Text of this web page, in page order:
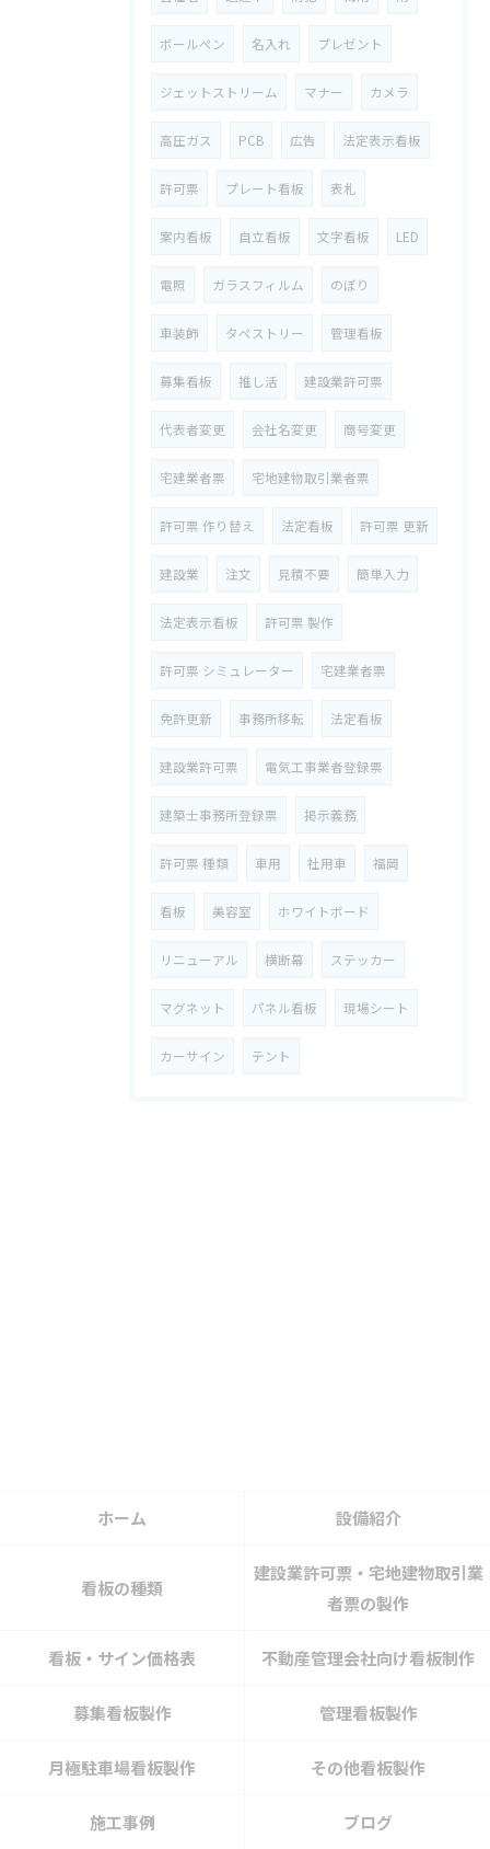
ボールペン 名入れ プレゼント
ジェットストリーム マナー カメラ
高圧ガス PCB 広告 法定表示看板
許可票 プレート看板 表札
案内看板 自立看板 文字看板 LED
電照 ガラスフィルム のぼり
車装飾 タペストリー 管理看板
募集看板 推し活 建設業許可票
代表者変更 会社名変更 商号変更
宅建業者票 宅地建物取引業者票
許可票 作り替え 法定看板 許可票 更新
建設業 注文 見積不要 簡単入力
法定表示看板 許可票 製作
許可票 シミュレーター 宅建業者票
免許更新 事務所移転 法定看板
建設業許可票 電気工事業者登録票
建築士事務所登録票 掲示義務
許可票 種類 車用 社用車 福岡
看板 美容室 ホワイトボード
リニューアル 横断幕 ステッカー
マグネット パネル看板 現場シート
カーサイン テント
ホーム 設備紹介
看板の種類
建設業許可票・宅地建物取引業
者票の製作
看板・サイン価格表 不動産管理会社向け看板制作
募集看板製作 管理看板製作
月極駐車場看板製作 その他看板製作
施工事例 ブログ